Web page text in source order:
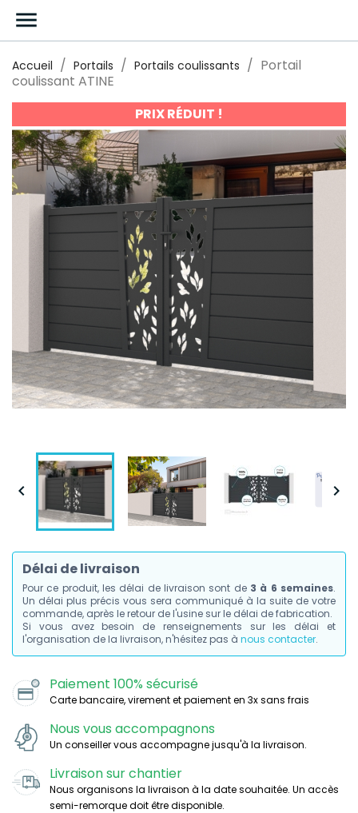

Accueil Portails Portails coulissants
Portail
coulissant ATINE
PRIX RÉDUIT !
 
Délai de livraison
Pour ce produit, les délai de livraison sont de 3 à 6 semaines.
Un délai plus précis vous sera communiqué à la suite de votre
commande, après le retour de l'usine sur le délai de fabrication.
Si vous avez besoin de renseignements sur les délai et
l'organisation de la livraison, n'hésitez pas à nous contacter.
Paiement 100% sécurisé
Carte bancaire, virement et paiement en 3x sans frais
Nous vous accompagnons
Un conseiller vous accompagne jusqu'à la livraison.
Livraison sur chantier
Nous organisons la livraison à la date souhaitée. Un accès
semi-remorque doit être disponible.